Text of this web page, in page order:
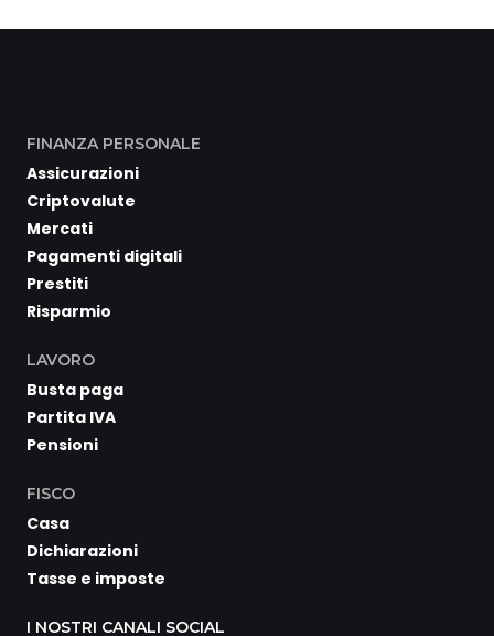
FINANZA PERSONALE
Assicurazioni
Criptovalute
Mercati
Pagamenti digitali
Prestiti
Risparmio
LAVORO
Busta paga
Partita IVA
Pensioni
FISCO
Casa
Dichiarazioni
Tasse e imposte
I NOSTRI CANALI SOCIAL